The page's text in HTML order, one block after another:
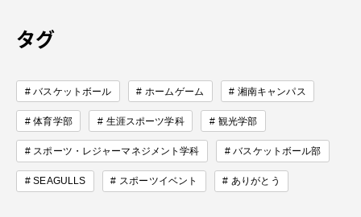
タグ
バスケットボール ホームゲーム 湘南キャンパス
体育学部 生涯スポーツ学科 観光学部
スポーツ・レジャーマネジメント学科 バスケットボール部
SEAGULLS スポーツイベント ありがとう